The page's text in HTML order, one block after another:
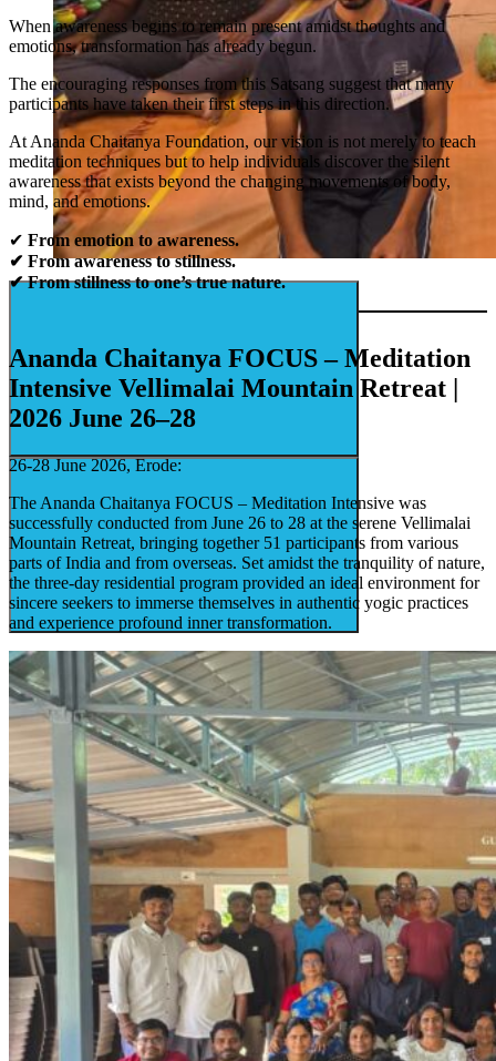
When awareness begins to remain present amidst thoughts and
emotions, transformation has already begun.
The encouraging responses from this Satsang suggest that many
participants have taken their first steps in this direction.
At Ananda Chaitanya Foundation, our vision is not merely to teach
meditation techniques but to help individuals discover the silent
awareness that exists beyond the changing movements of body,
mind, and emotions.
✔ From emotion to awareness.
✔ From awareness to stillness.
✔ From stillness to one’s true nature.
Ananda Chaitanya FOCUS – Meditation
Intensive Vellimalai Mountain Retreat |
2026 June 26–28
26-28 June 2026, Erode:
The Ananda Chaitanya FOCUS – Meditation Intensive was
successfully conducted from June 26 to 28 at the serene Vellimalai
Mountain Retreat, bringing together 51 participants from various
parts of India and from overseas. Set amidst the tranquility of nature,
the three-day residential program provided an ideal environment for
sincere seekers to immerse themselves in authentic yogic practices
and experience profound inner transformation.